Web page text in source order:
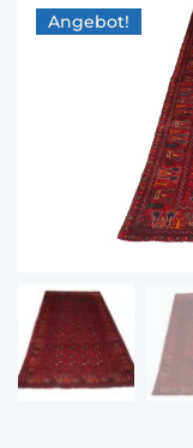
Angebot!